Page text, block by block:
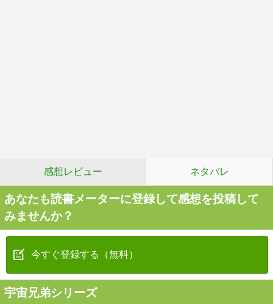
感想レビュー ネタバレ
あなたも読書メーターに登録して感想を投稿して
みませんか？
今すぐ登録する（無料）
宇宙兄弟シリーズ